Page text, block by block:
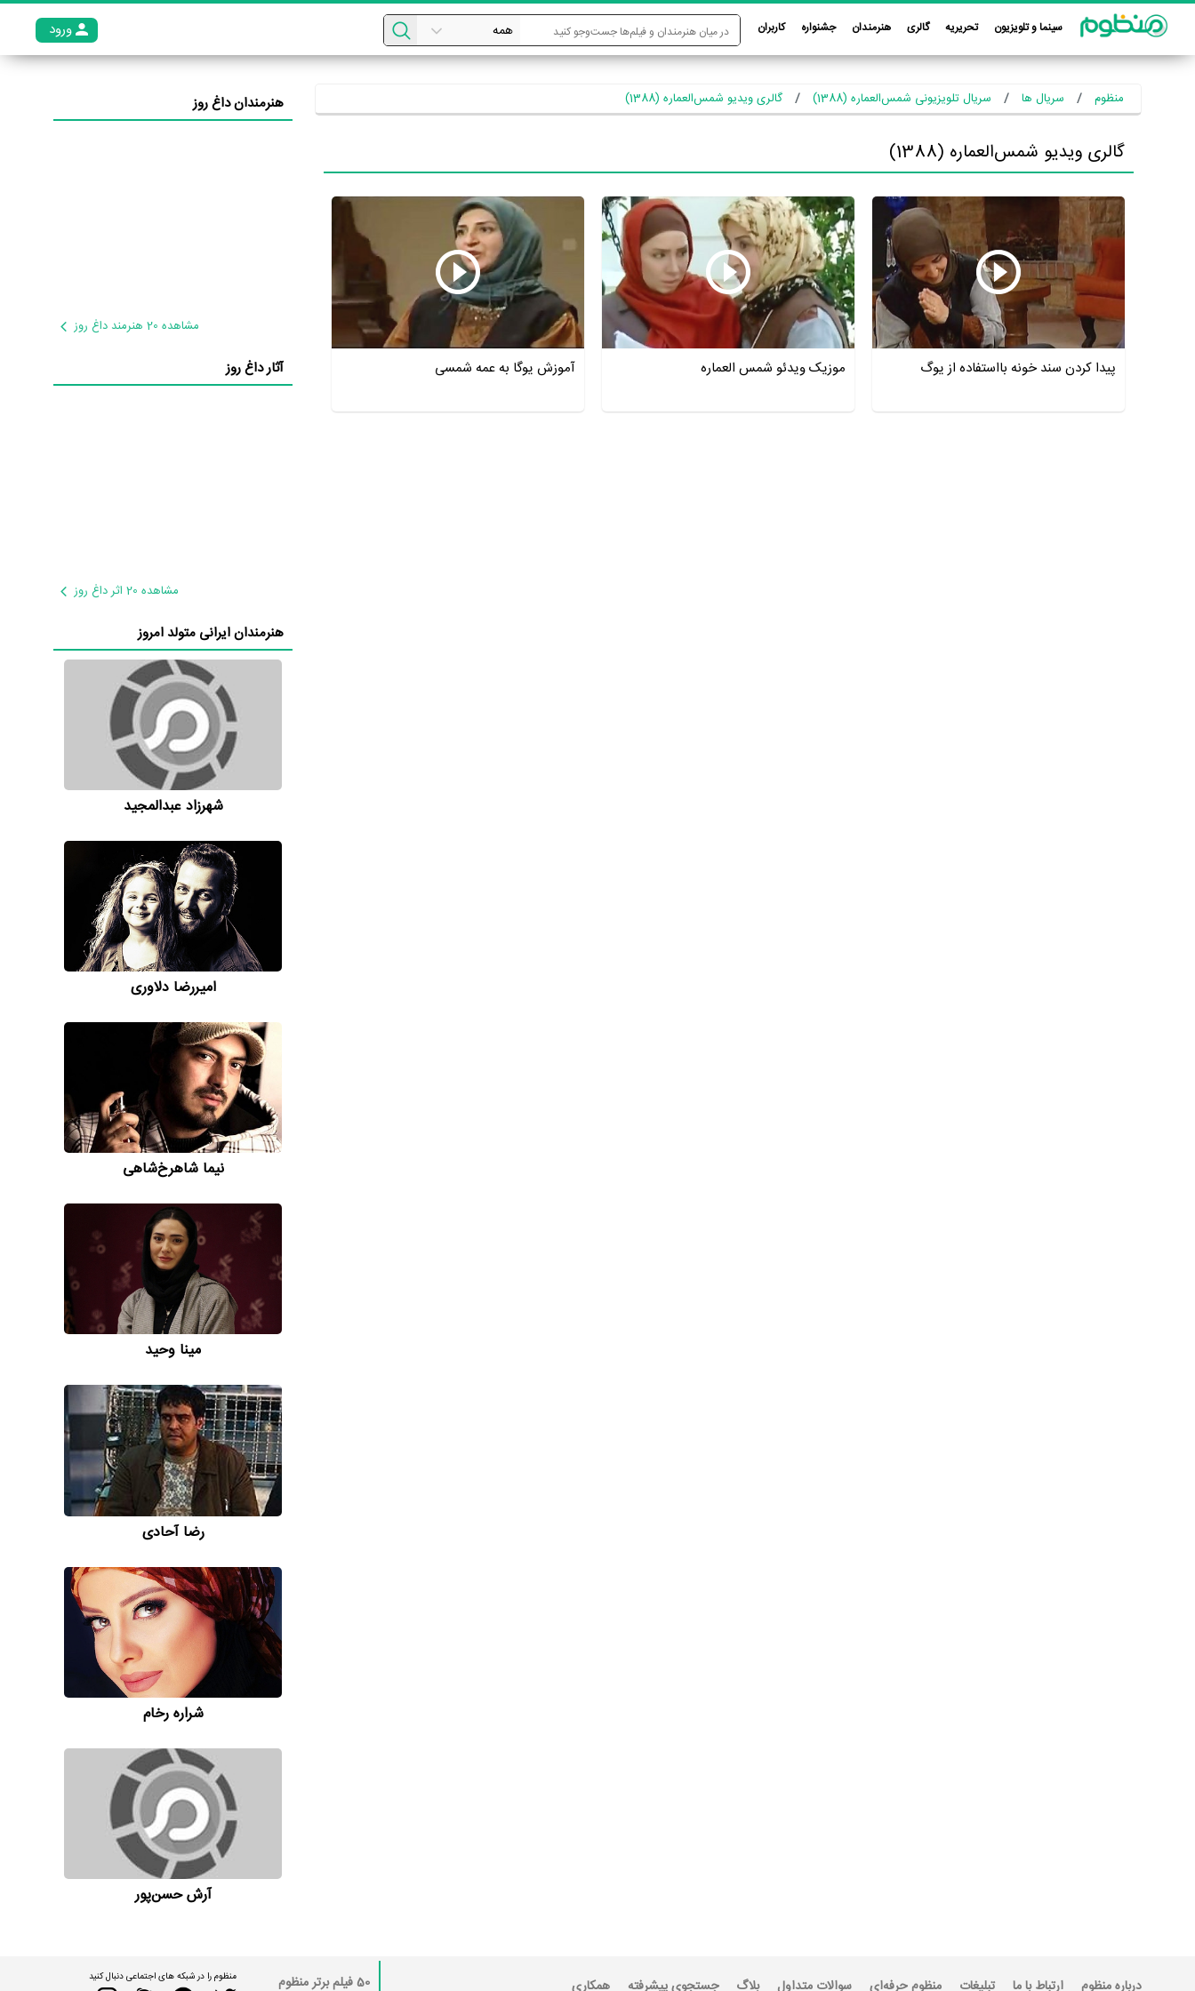
سینما و تلویزیون تحریریه گالری هنرمندان جشنواره کاربران ورود
منظوم سریال ها سریال تلویزیونی شمس‌العماره (1388) گالری ویدیو شمس‌العماره (1388)
گالری ویدیو شمس‌العماره (1388)
پیدا کردن سند خونه بااستفاده از یوگ موزیک ویدئو شمس العماره آموزش یوگا به عمه شمسی
هنرمندان داغ روز
مشاهده 20 هنرمند داغ روز
آثار داغ روز
مشاهده 20 اثر داغ روز
هنرمندان ایرانی متولد امروز
شهرزاد عبدالمجید
امیررضا دلاوری
نیما شاهرخ‌شاهی
مینا وحید
رضا آحادی
شراره رخام
آرش حسن‌پور
درباره منظوم ارتباط با ما تبلیغات منظوم حرفه‌ای سوالات متداول بلاگ جستجوی پیشرفته همکاری 50 فیلم برتر منظوم منظوم را در شبکه های اجتماعی دنبال کنید